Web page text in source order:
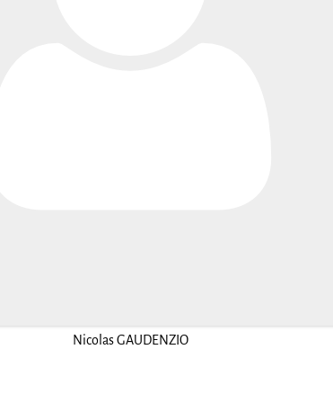
Nicolas GAUDENZIO